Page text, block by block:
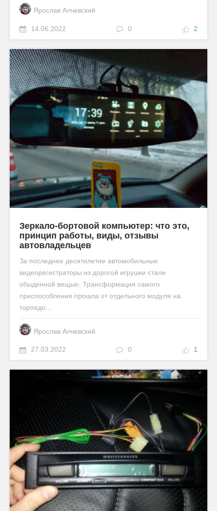
Ярослав Алчевский
14.06.2022 0 2
Зеркало-бортовой компьютер: что это,
принцип работы, виды, отзывы
автовладельцев
За последнее десятилетие автомобильные
видеорегистраторы из дорогой игрушки стали
обыденной вещью. Трансформация самого
приспособления прошла от отдельного модуля на
торпедо...
Ярослав Алчевский
27.03.2022 0 1